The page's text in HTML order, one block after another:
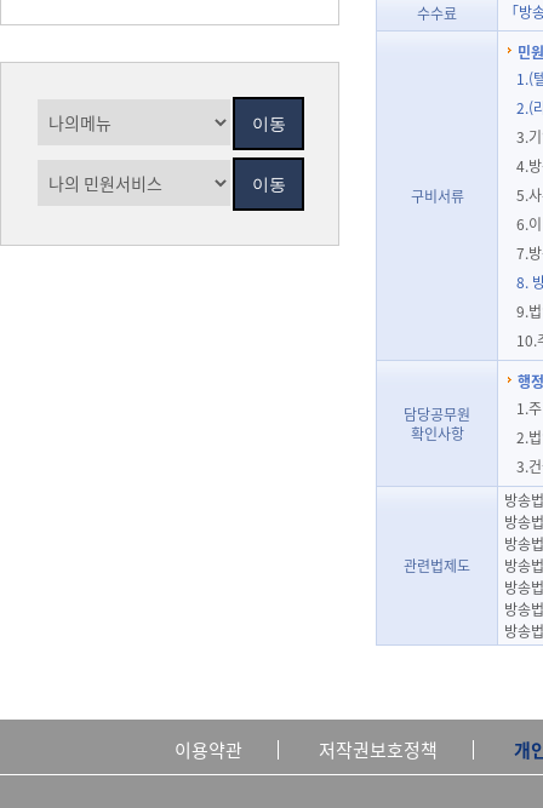
수수료 「
구비서류
민
1.(
2.(
3.
4.
5.
6.
7.
8.
9.
10.
담당공무원
확인사항
행
1.
2.
3.
관련법제도
방송
방송
방송
방송
방송
방송
방송
이용약관 저작권보호정책 개